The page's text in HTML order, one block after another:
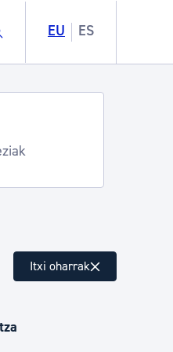
EU ES
Itxi oharrak